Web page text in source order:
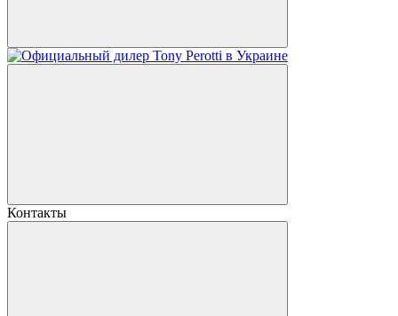
Контакты